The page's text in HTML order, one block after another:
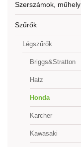
Szerszámok, műhely
Szűrők
Légszűrők
Briggs&Stratton
Hatz
Honda
Karcher
Kawasaki